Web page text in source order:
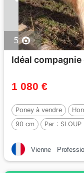
5
Idéal
1 080 €
Poney à vendre
90 cm
Par : SLOUP
Vienne